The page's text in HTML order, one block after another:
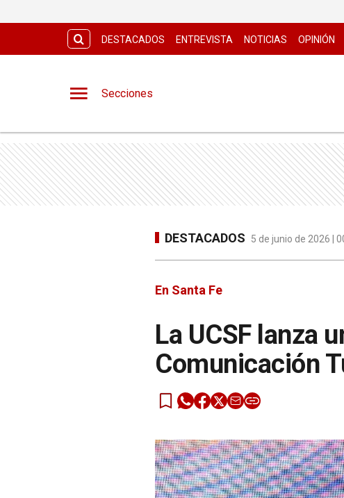
DESTACADOS ENTREVISTA NOTICIAS OPINIÓN
Secciones
DESTACADOS 5 de junio de 2026 |
En Santa Fe
La UCSF lanza
Comunicación